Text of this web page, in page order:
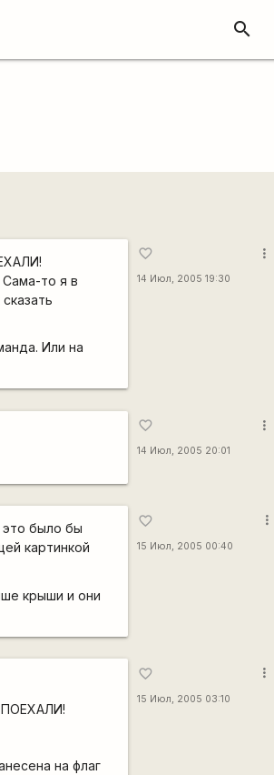
search
то я в
Или на
favorite_border
14 Июл, 2005 19:30
more_vert
favorite_border
14 Июл, 2005 20:01
more_vert
это было бы
картинкой
крыши и они
favorite_border
15 Июл, 2005 00:40
more_vert
ПОЕХАЛИ!
на флаг
favorite_border
15 Июл, 2005 03:10
more_vert